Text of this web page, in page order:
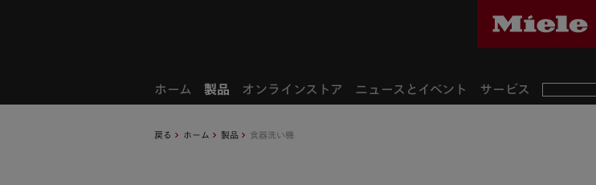
戻る ホーム 製品 食器洗い機
ホーム 製品 オンラインストア ニュースとイベント サービス